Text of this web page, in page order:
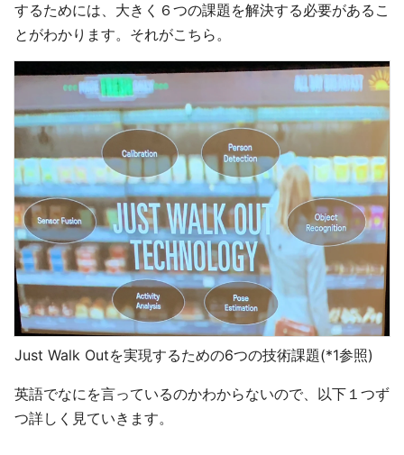
するためには、大きく６つの課題を解決する必要があるこ
とがわかります。それがこちら。
Just Walk Outを実現するための6つの技術課題(*1参照)
英語でなにを言っているのかわからないので、以下１つず
つ詳しく見ていきます。